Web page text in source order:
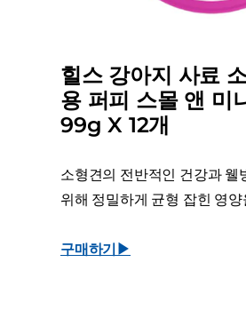
힐스 강아지 사료
용 퍼피 스몰 앤 미
99g X 12개
소형견의 전반적인 건강과 웰
위해 정밀하게 균형 잡힌 영
구매하기▶